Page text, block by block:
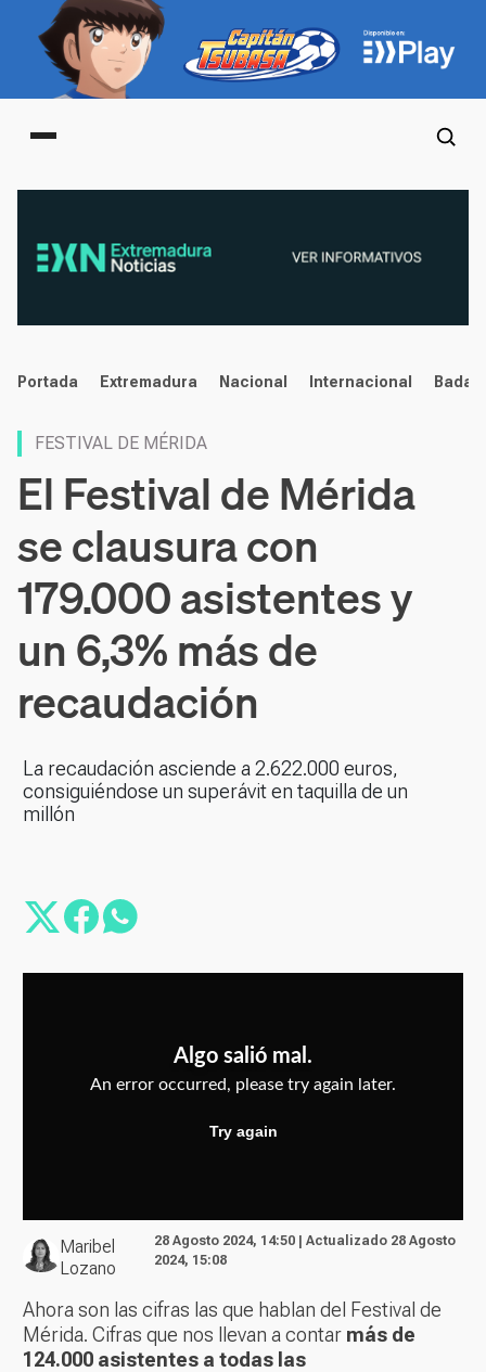
Main menu
noticias
Portada Extremadura Nacional Internacional
FESTIVAL DE MÉRIDA
El Festival de Mérida
se clausura con
179.000 asistentes y
un 6,3% más de
recaudación
La recaudación asciende a 2.622.000 euros,
consiguiéndose un superávit en taquilla de un
millón
Maribel
Lozano
28 Agosto 2024, 14:50 | Actualizado 28 Agosto
2024, 15:08
Ahora son las cifras las que hablan del Festival de
Mérida. Cifras que nos llevan a contar más de
124.000 asistentes a todas las